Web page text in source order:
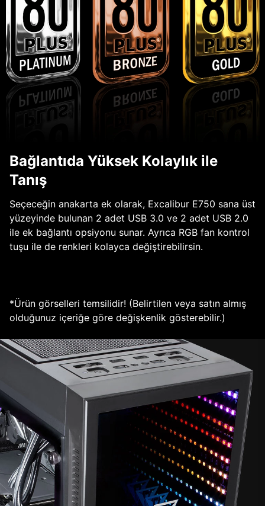
Bağlantıda Yüksek Kolaylık ile
Tanış
Seçeceğin anakarta ek olarak, Excalibur E750 sana üst
yüzeyinde bulunan 2 adet USB 3.0 ve 2 adet USB 2.0
ile ek bağlantı opsiyonu sunar. Ayrıca RGB fan kontrol
tuşu ile de renkleri kolayca değiştirebilirsin.
*Ürün görselleri temsilidir! (Belirtilen veya satın almış
olduğunuz içeriğe göre değişkenlik gösterebilir.)